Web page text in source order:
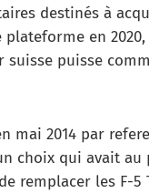
destinés à
en
suisse puisse
mai 2014 par
choix qui avait
remplacer les F-5